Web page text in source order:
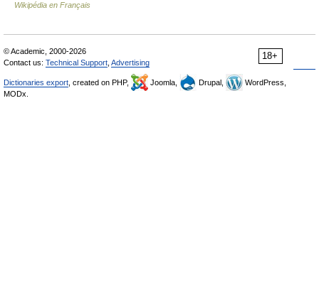
Wikipédia en Français
18+
© Academic, 2000-2026
Contact us: Technical Support Advertising
Dictionaries export , created on PHP, Joomla, Drupal,
WordPress,
MODx.